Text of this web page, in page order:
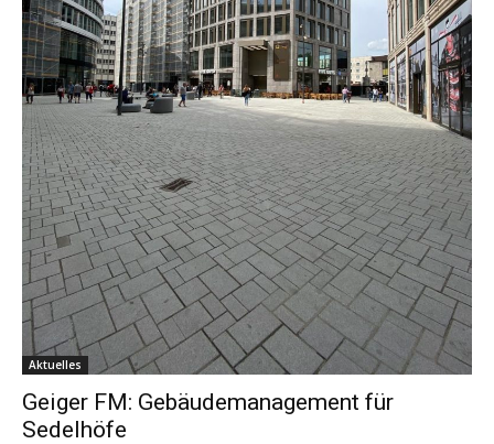
Aktuelles
Geiger FM: Gebäudemanagement für
Sedelhöfe